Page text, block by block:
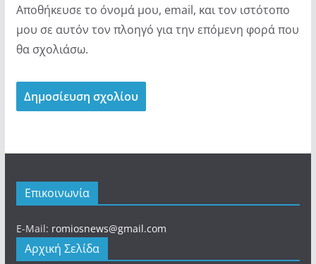
Αποθήκευσε το όνομά μου, email, και τον ιστότοπο
μου σε αυτόν τον πλοηγό για την επόμενη φορά που
θα σχολιάσω.
Επικοινωνία
E-Mail: romiosnews@gmail.com
Αρχική Σελίδα